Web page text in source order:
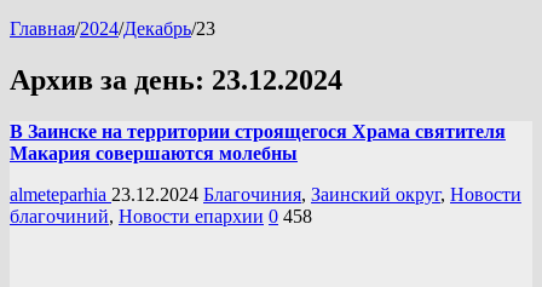
Главная/2024/Декабрь/23
Архив за день: 23.12.2024
В Заинске на территории строящегося Храма святителя
Макария совершаются молебны
almeteparhia 23.12.2024 Благочиния, Заинский округ, Новости
благочиний, Новости епархии 0 458